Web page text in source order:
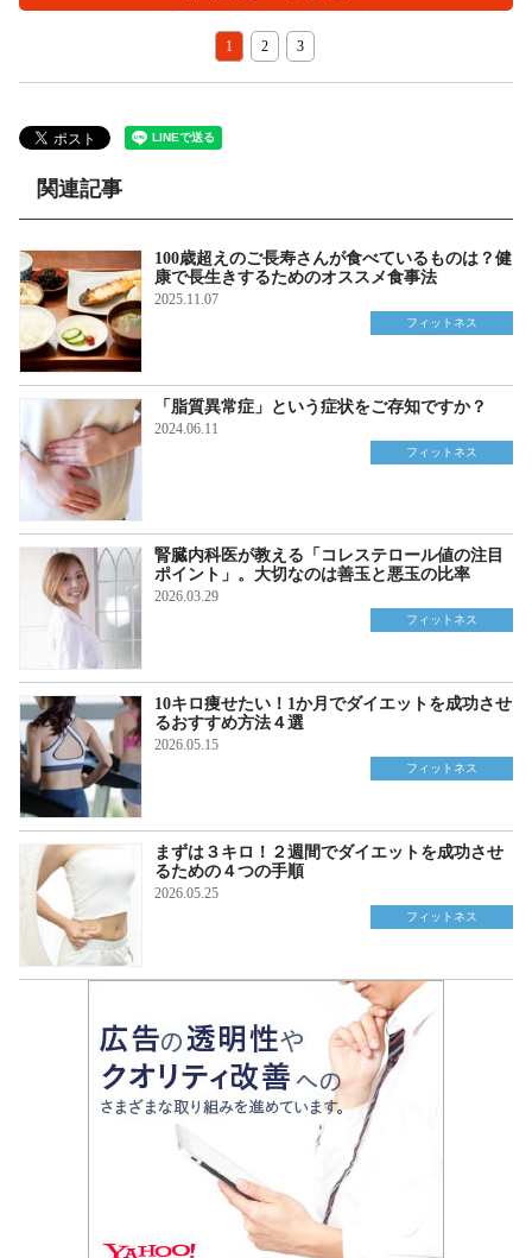
1 2 3
関連記事
100歳超えのご長寿さんが食べているものは？健
康で長生きするためのオススメ食事法
2025.11.07
フィットネス
「脂質異常症」という症状をご存知ですか？
2024.06.11
フィットネス
腎臓内科医が教える「コレステロール値の注目
ポイント」。大切なのは善玉と悪玉の比率
2026.03.29
フィットネス
10キロ痩せたい！1か月でダイエットを成功させ
るおすすめ方法４選
2026.05.15
フィットネス
まずは３キロ！２週間でダイエットを成功させ
るための４つの手順
2026.05.25
フィットネス